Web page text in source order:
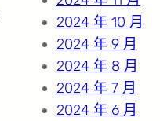
2024 年 10 月
2024 年 9 月
2024 年 8 月
2024 年 7 月
2024 年 6 月